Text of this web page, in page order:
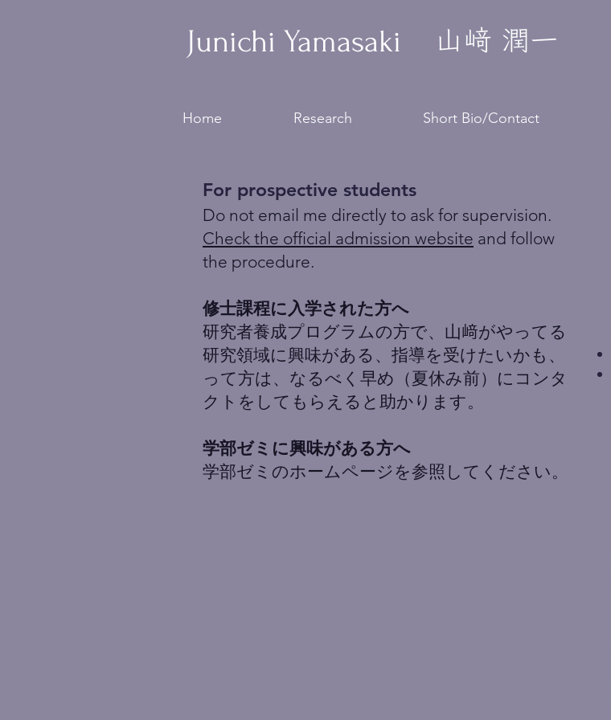
Junichi Yamasaki
Home Research Short Bio/Contact
For prospective students
Do not email me directly to ask for supervision.
Check the official admission website and follow
the procedure.
修士課程に入学された方へ
研究者養成プログラムの方で、山﨑がやってる
研究領域に興味がある、指導を受けたいかも、
って方は、なるべく早め（夏休み前）にコンタ
クトをしてもらえると助かります。
学部ゼミに興味がある方へ
​学部ゼミのホームページを参照してください。